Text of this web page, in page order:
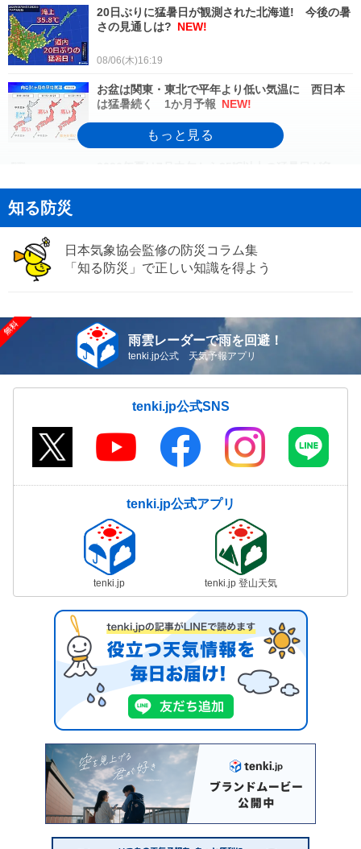
20日ぶりに猛暑日が観測された北海道! 今後の暑
さの見通しは? NEW!
08/06(木)16:19
お盆は関東・東北で平年より低い気温に 西日本
は猛暑続く 1か月予報 NEW!
08/06(木)16:11
意 沖縄は大雨・暴風・高波に厳重警戒
海は猛暑が続く 2週間天気予報
08/06(木)11:52
気象予報士の解説をもっと見る
知る防災
日本気象協会監修の防災コラム集
「知る防災」で正しい知識を得よう
雨雲レーダーで雨を回避！
tenki.jp公式 天気予報アプリ
tenki.jp公式SNS
tenki.jp公式アプリ
tenki.jp tenki.jp 登山天気